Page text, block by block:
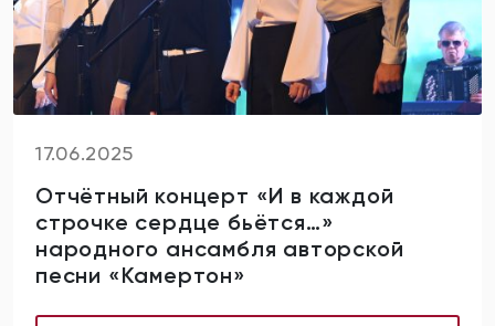
17.06.2025
Отчётный концерт «И в каждой
строчке сердце бьётся…»
народного ансамбля авторской
песни «Камертон»